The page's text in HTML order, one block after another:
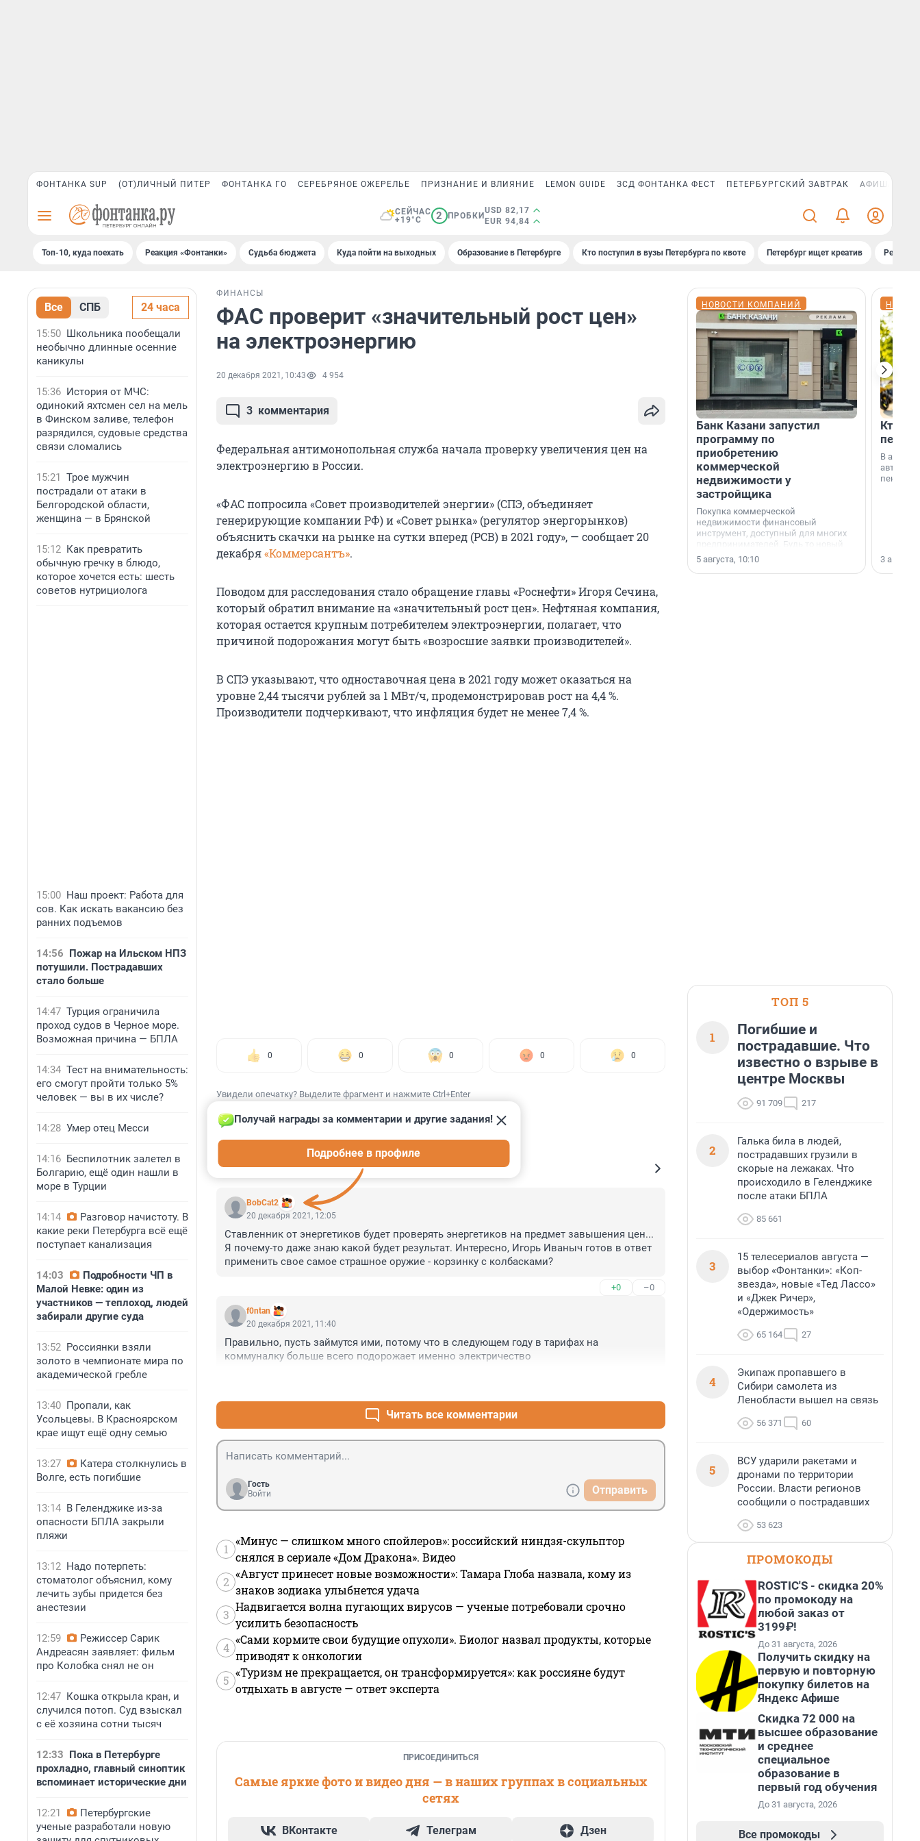
ФОНТАНКА SUP (ОТ)ЛИЧНЫЙ ПИТЕР ФОНТАНКА ГО СЕРЕБРЯНОЕ ОЖЕРЕЛЬЕ ПРИЗНАНИЕ И ВЛИЯНИЕ LEMON GUIDE ЗСД ФОНТАНКА ФЕСТ ПЕТЕРБУРГСКИЙ ЗАВТРАК АФИША PLUS
СЕЙЧАС
+19°C
2 ПРОБКИ
USD 82,17
EUR 94,84
Топ-10, куда поехать Реакция «Фонтанки» Судьба бюджета Куда пойти на выходных Образование в Петербурге Кто поступил в вузы Петербурга по квоте Петербург ищет креатив
Все СПБ 24 часа
15:50 Школьника пообещали
необычно длинные осенние
каникулы
15:36 История от МЧС:
одинокий яхтсмен сел на мель
в Финском заливе, телефон
разрядился, судовые средства
связи сломались
15:21 Трое мужчин
пострадали от атаки в
Белгородской области,
женщина — в Брянской
15:12 Как превратить
обычную гречку в блюдо,
которое хочется есть: шесть
советов нутрициолога
15:00 Наш проект: Работа для
сов. Как искать вакансию без
ранних подъемов
14:56 Пожар на Ильском НПЗ
потушили. Пострадавших
стало больше
14:47 Турция ограничила
проход судов в Черное море.
Возможная причина — БПЛА
14:34 Тест на внимательность:
его смогут пройти только 5%
человек — вы в их числе?
14:28 Умер отец Месси
14:16 Беспилотник залетел в
Болгарию, ещё один нашли в
море в Турции
14:14
Разговор начистоту. В
какие реки Петербурга всё ещё
поступает канализация
14:03
Подробности ЧП в
Малой Невке: один из
участников — теплоход, людей
забирали другие суда
13:52 Россиянки взяли
золото в чемпионате мира по
академической гребле
13:40 Пропали, как
Усольцевы. В Красноярском
крае ищут ещё одну семью
13:27
Катера столкнулись в
Волге, есть погибшие
13:14 В Геленджике из-за
опасности БПЛА закрыли
пляжи
13:12 Надо потерпеть:
стоматолог объяснил, кому
лечить зубы придется без
анестезии
12:59
Режиссер Сарик
Андреасян заявляет: фильм
про Колобка снял не он
12:47 Кошка открыла кран, и
случился потоп. Суд взыскал
с её хозяина сотни тысяч
12:33 Пока в Петербурге
прохладно, главный синоптик
вспоминает исторические дни
12:21
Петербургские
ученые разработали новую
ФИНАНСЫ
ФАС проверит «значительный рост цен»
на электроэнергию
20 декабря 2021, 10:43 4 954
3 комментария
Федеральная антимонопольная служба начала проверку увеличения цен на
электроэнергию в России.
«ФАС попросила «Совет производителей энергии» (СПЭ, объединяет
генерирующие компании РФ) и «Совет рынка» (регулятор энергорынков)
объяснить скачки на рынке на сутки вперед (РСВ) в 2021 году», — сообщает 20
декабря«Коммерсантъ».
Поводом для расследования стало обращение главы «Роснефти» Игоря Сечина,
который обратил внимание на «значительный рост цен». Нефтяная компания,
которая остается крупным потребителем электроэнергии, полагает, что
причиной подорожания могут быть «возросшие заявки производителей».
В СПЭ указывают, что одноставочная цена в 2021 году может оказаться на
уровне 2,44 тысячи рублей за 1 МВт/ч, продемонстрировав рост на 4,4 %.
Производители подчеркивают, что инфляция будет не менее 7,4 %.
0 0 0 0 0
Увидели опечатку? Выделите фрагмент и нажмите Ctrl+Enter
КОММЕНТАРИИ 3
BobCat2
Получай награды за комментарии и другие задания!
Подробнее в профиле
20 декабря 2021, 12:05
Ставленник от энергетиков будет проверять энергетиков на предмет завышения цен...
Я почему-то даже знаю какой будет результат. Интересно, Игорь Иваныч готов в ответ
применить свое самое страшное оружие - корзинку с колбасками?
+0 –0
f0ntan
20 декабря 2021, 11:40
Правильно, пусть займутся ими, потому что в следующем году в тарифах на
коммуналку больше всего подорожает именно электричество
Читать все комментарии
Гость
Войти
Отправить
1
«Минус — слишком много спойлеров»: российский ниндзя-скульптор
снялся в сериале «Дом Дракона». Видео
2
«Август принесет новые возможности»: Тамара Глоба назвала, кому из
знаков зодиака улыбнется удача
3
Надвигается волна пугающих вирусов — ученые потребовали срочно
усилить безопасность
4
«Сами кормите свои будущие опухоли». Биолог назвал продукты, которые
приводят к онкологии
5
«Туризм не прекращается, он трансформируется»: как россияне будут
отдыхать в августе — ответ эксперта
ПРИСОЕДИНИТЬСЯ
Самые яркие фото и видео дня — в наших группах в социальных
сетях
ВКонтакте Телеграм Дзен
НОВОСТИ КОМПАНИЙ
Банк Казани запустил
программу по
приобретению
коммерческой
недвижимости у
застройщика
Покупка коммерческой
недвижимости финансовый
инструмент, доступный для многих
предпринимателей. Будь то новый
офис, склад, торговое помещение
или готовый арендный бизнес —
успех сделки зависит от правильного
5 августа, 10:10
Кто
В
пенсии.
3
ТОП 5
1
Погибшие и
пострадавшие. Что
известно о взрыве в
центре Москвы
91 709 217
2
Галька била в людей,
пострадавших грузили в
скорые на лежаках. Что
происходило в Геленджике
после атаки БПЛА
85 661
3
15 телесериалов августа —
выбор «Фонтанки»: «Коп-
звезда», новые «Тед Лассо»
и «Джек Ричер»,
«Одержимость»
65 164 27
4
Экипаж пропавшего в
Сибири самолета из
Ленобласти вышел на связь
56 371 60
5
ВСУ ударили ракетами и
дронами по территории
России. Власти регионов
сообщили о пострадавших
53 623
ПРОМОКОДЫ
ROSTIC'S - скидка 20%
по промокоду на
любой заказ от
3199₽!
До 31 августа, 2026
Получить скидку на
первую и повторную
покупку билетов на
Яндекс Афише
Скидка 72 000 на
высшее образование
и среднее
специальное
образование в
первый год обучения
До 31 августа, 2026
Все промокоды